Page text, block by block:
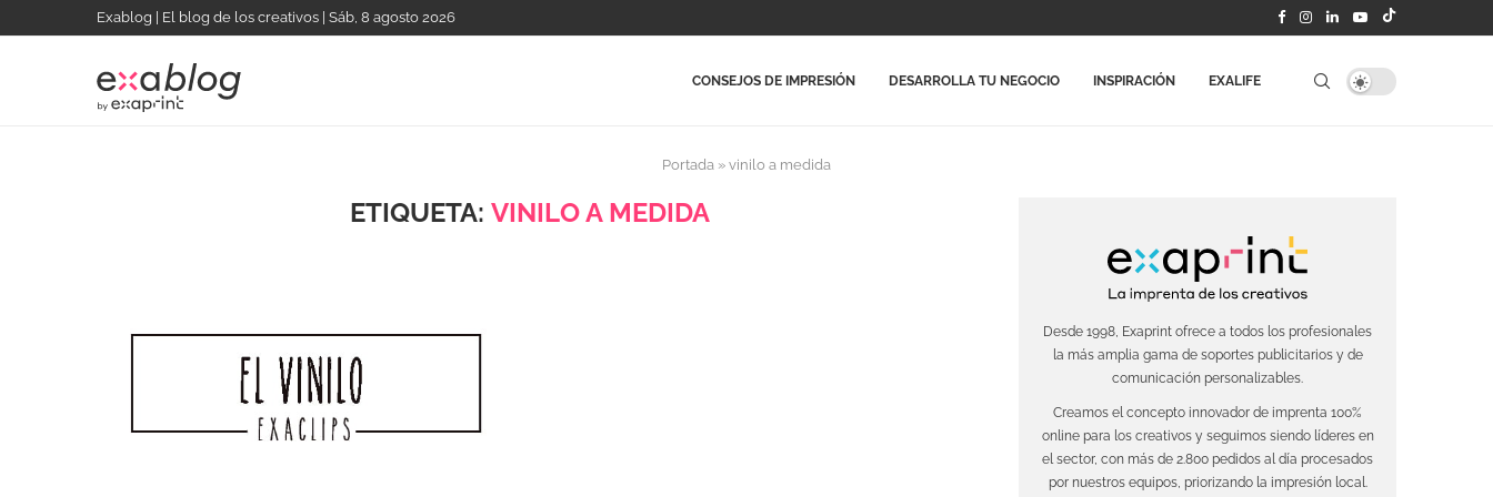
Exablog | El blog de los creativos | Sáb, 8 agosto 2026
CONSEJOS DE IMPRESIÓN DESARROLLA TU NEGOCIO INSPIRACIÓN EXALIFE
Portada » vinilo a medida
ETIQUETA: VINILO A MEDIDA
Desde 1998, Exaprint ofrece a todos los profesionales
la más amplia gama de soportes publicitarios y de
comunicación personalizables.
Creamos el concepto innovador de imprenta 100%
online para los creativos y seguimos siendo líderes en
el sector, con más de 2.800 pedidos al día procesados
por nuestros equipos, priorizando la impresión local.